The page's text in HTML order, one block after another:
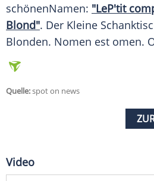
schönenNamen: "LeP'tit
Blond". Der Kleine
Blonden. Nomen est omen.
Quelle:spot on news
Video